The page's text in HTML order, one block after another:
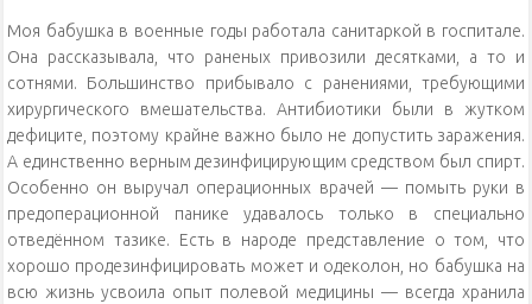
Моя бабушка в военные годы работала санитаркой в госпитале.
Она рассказывала, что раненых привозили десятками, а то и
сотнями. Большинство прибывало с ранениями, требующими
хирургического вмешательства. Антибиотики были в жутком
дефиците, поэтому крайне важно было не допустить заражения.
А единственно верным дезинфицирующим средством был спирт.
Особенно он выручал операционных врачей — помыть руки в
предоперационной панике удавалось только в специально
отведённом тазике. Есть в народе представление о том, что
хорошо продезинфицировать может и одеколон, но бабушка на
всю жизнь усвоила опыт полевой медицины — всегда хранила